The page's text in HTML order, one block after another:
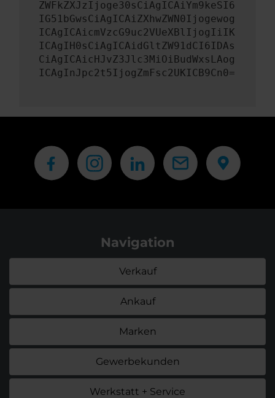
ZWFkZXJzIjoge30sCiAgICAiYm9keSI6
IG51bGwsCiAgICAiZXhwZWN0Ijogewog
ICAgICAicmVzcG9uc2VUeXBlIjogIiIK
ICAgIH0sCiAgICAidGltZW91dCI6IDAs
CiAgICAicHJvZ3Jlc3MiOiBudWxsLAog
ICAgInJpc2t5IjogZmFsc2UKICB9Cn0=
Navigation
Verkauf
Ankauf
Marken
Gewerbekunden
Werkstatt + Service